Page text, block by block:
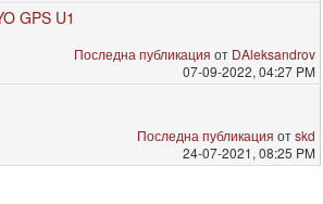
GPS U1
Последна публикация от DAleksandrov
07-09-2022, 04:27 PM
Последна публикация отskd
24-07-2021, 08:25 PM